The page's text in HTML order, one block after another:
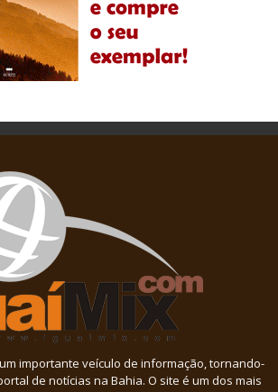
importante veículo de informação, tornando-
de notícias na Bahia. O site é um dos mais